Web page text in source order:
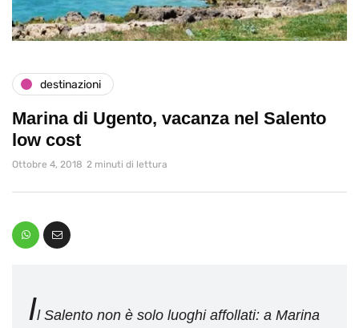
destinazioni
Marina di Ugento, vacanza nel Salento
low cost
Ottobre 4, 2018 2 minuti di lettura
Il Salento non è solo luoghi affollati: a Marina